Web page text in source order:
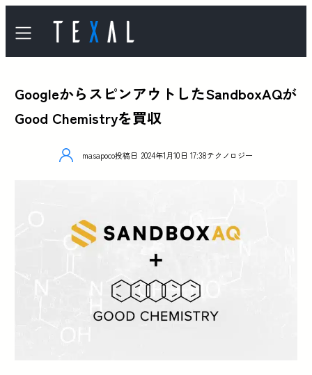
GoogleからスピンアウトしたSandboxAQが
Good Chemistryを買収
masapoco投稿日 2024年1月10日 17:38テクノロジー